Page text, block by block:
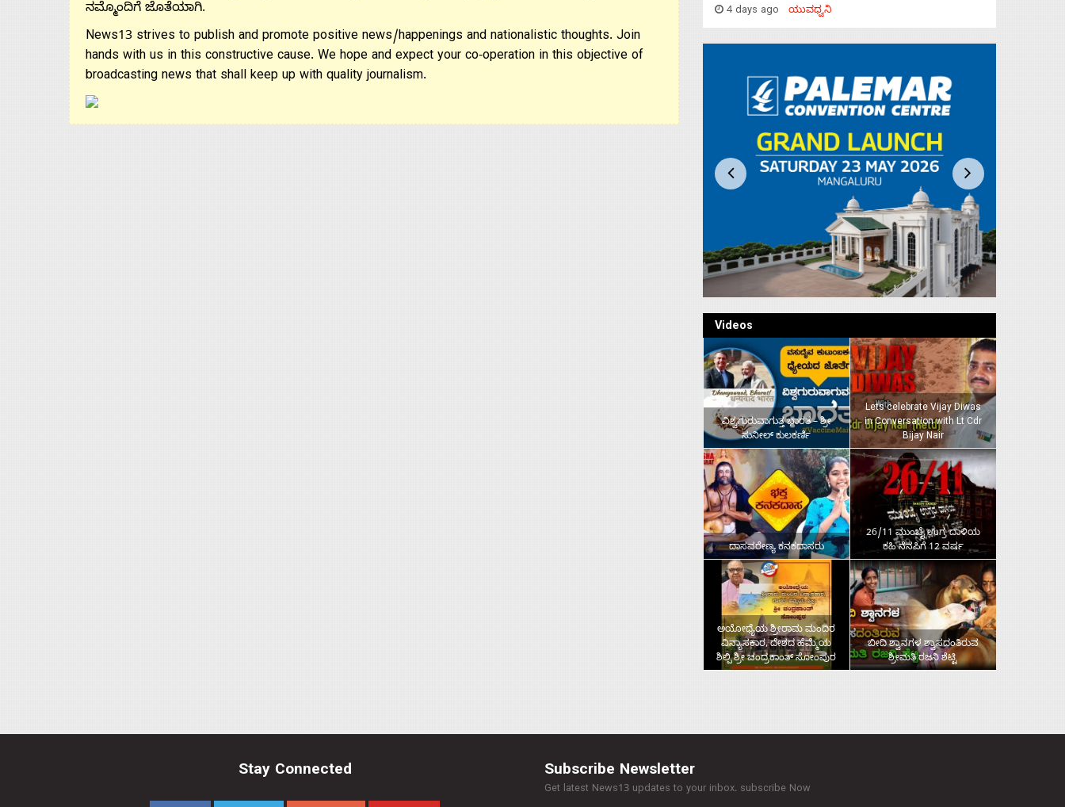
ನಮ್ಮೊಂದಿಗೆ ಜೊತೆಯಾಗಿ.
News13 strives to publish and promote positive news/happenings and nationalistic thoughts. Join
hands with us in this constructive cause. We hope and expect your co-operation in this objective of
broadcasting news that shall keep up with quality journalism.
4 days ago ಯುವಧ್ವನಿ
Videos
ವಿಶ್ವಗುರುವಾಗುತ್ತ ಭಾರತ – ಶ್ರೀ
ಸುನೀಲ್‌ ಕುಲಕರ್ಣಿ
Lets celebrate Vijay Diwas
in Conversation with Lt Cdr
Bijay Nair
ದಾಸವರೇಣ್ಯ ಕನಕದಾಸರು
26/11 ಮುಂಬೈ ಉಗ್ರ ದಾಳಿಯ
ಕಹಿ ನೆನಪಿಗೆ 12 ವರ್ಷ
ಅಯೋಧ್ಯೆಯ ಶ್ರೀರಾಮ ಮಂದಿರ
ವಿನ್ಯಾಸಕಾರ, ದೇಶದ ಹೆಮ್ಮೆಯ
ಶಿಲ್ಪಿ ಶ್ರೀ ಚಂದ್ರಕಾಂತ್‌ ಸೋಂಪುರ
ಬೀದಿ ಶ್ವಾನಗಳ ಶ್ವಾಸದಂತಿರುವ
ಶ್ರೀಮತಿ ರಜನಿ ಶೆಟ್ಟಿ
Stay Connected Subscribe Newsletter
Get latest News13 updates to your inbox. subscribe Now